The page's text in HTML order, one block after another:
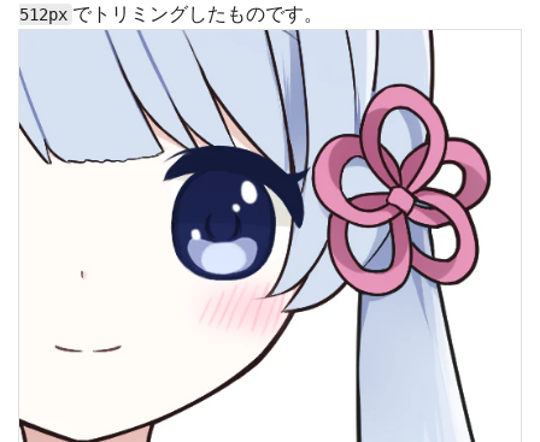
512px でトリミングしたものです。